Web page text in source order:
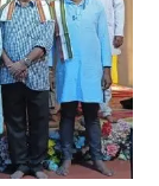
के
लिए
तैयार
करने
की
दिशा